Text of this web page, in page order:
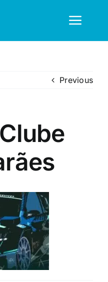
Previous